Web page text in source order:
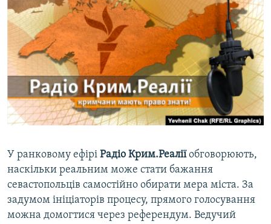
ВСЕ ЗА ДЕНЬ
СПЕЦПРОЕКТИ
ДЕПОРТАЦІЯ
ВІДЕОУРОКИ «ELIFBE»
СВІДЧЕННЯ ОКУПАЦІЇ
УКРАЇНСЬКА ПРОБЛЕМА КРИМУ
ЯК ОБІЙТИ БЛОКУВАННЯ
Русский
Qırımtatar
Усі сайти RFE/RL
У ранковому ефірі Радіо Крим.Реаліїобговорюють,
наскільки реальним може стати бажання
севастопольців самостійно обирати мера міста. За
задумом ініціаторів процесу, прямого голосування
можна домогтися через референдум. Ведучий